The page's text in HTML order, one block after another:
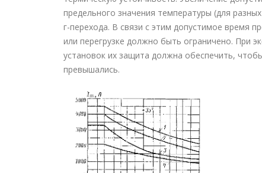
предельного значения температуры (для
г-перехода. В связи с этим допустимое время
или перегрузке должно быть ограничено. При
установок их защита должна обеспечить,
превышались.